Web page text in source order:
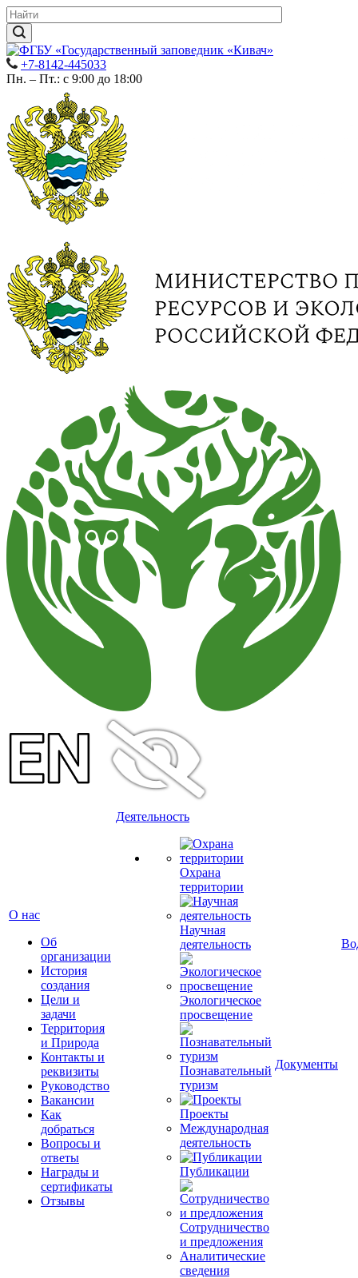
+7-8142-445033
Пн. – Пт.: с 9:00 до 18:00
О нас
Об
организации
История
создания
Цели и
задачи
Территория
и Природа
Контакты и
реквизиты
Руководство
Вакансии
Как
добраться
Вопросы и
ответы
Награды и
сертификаты
Отзывы
Деятельность
Охрана
территории
Научная
деятельность
Экологическое
просвещение
Познавательный
туризм
Проекты
Международная
деятельность
Публикации
Сотрудничество
и предложения
Аналитические
сведения
Документы